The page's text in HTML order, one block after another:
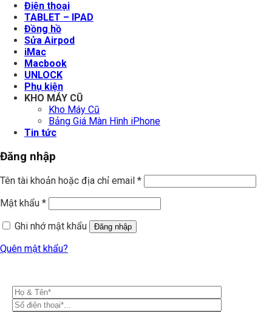
Điện thoại
TABLET – IPAD
Đồng hồ
Sửa Airpod
iMac
Macbook
UNLOCK
Phụ kiện
KHO MÁY CŨ
Kho Máy Cũ
Bảng Giá Màn Hình iPhone
Tin tức
Đăng nhập
Tên tài khoản hoặc địa chỉ email *
Mật khẩu *
Ghi nhớ mật khẩu
Đăng nhập
Quên mật khẩu?